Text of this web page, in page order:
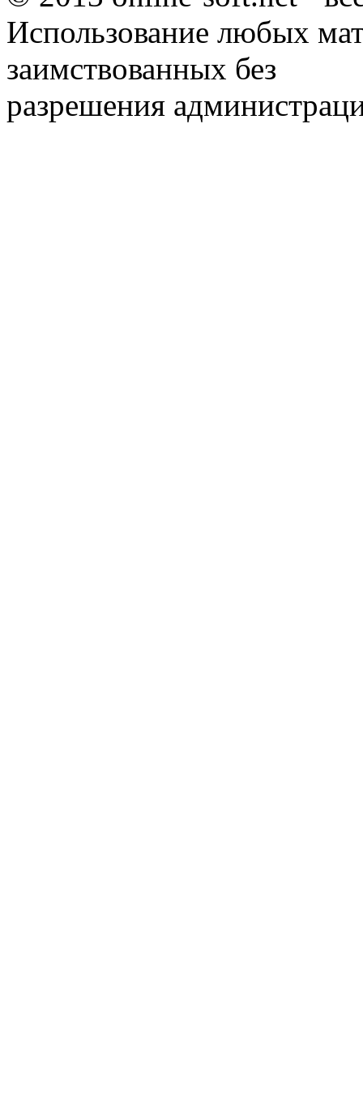
Использование любых
заимствованных без
разрешения